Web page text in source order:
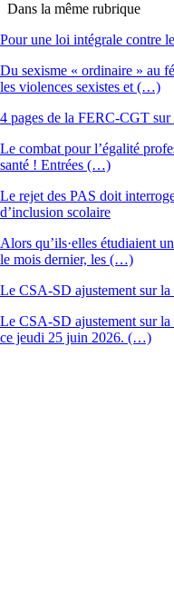
Dans la même rubrique
Pour une loi intégrale contre
Du sexisme « ordinaire » au
les violences sexistes et (…)
4 pages de la FERC-CGT sur
Le combat pour l’égalité
santé ! Entrées (…)
Le rejet des PAS doit
d’inclusion scolaire
Alors qu’ils·elles étudiaient
le mois dernier, les (…)
Le CSA-SD ajustement sur la
Le CSA-SD ajustement sur la
ce jeudi 25 juin 2026. (…)